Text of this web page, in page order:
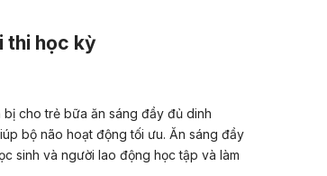
thi học kỳ
cho trẻ bữa ăn sáng đầy đủ dinh
bộ não hoạt động tối ưu. Ăn sáng đầy
sinh và người lao động học tập và làm